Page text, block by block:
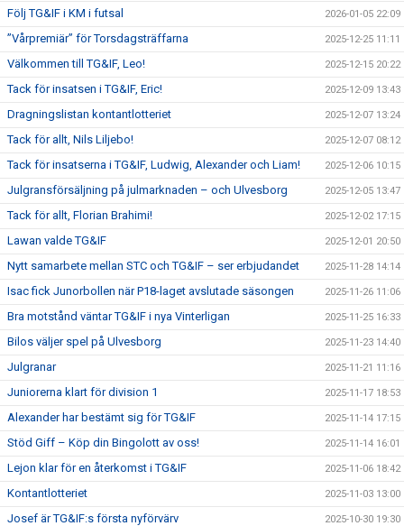
Följ TG&IF i KM i futsal 2026-01-05 22:09
”Vårpremiär” för Torsdagsträffarna 2025-12-25 11:11
Välkommen till TG&IF, Leo! 2025-12-15 20:22
Tack för insatsen i TG&IF, Eric! 2025-12-09 13:43
Dragningslistan kontantlotteriet 2025-12-07 13:24
Tack för allt, Nils Liljebo! 2025-12-07 08:12
Tack för insatserna i TG&IF, Ludwig, Alexander och Liam! 2025-12-06 10:15
Julgransförsäljning på julmarknaden – och Ulvesborg 2025-12-05 13:47
Tack för allt, Florian Brahimi! 2025-12-02 17:15
Lawan valde TG&IF 2025-12-01 20:50
Nytt samarbete mellan STC och TG&IF – ser erbjudandet 2025-11-28 14:14
Isac fick Junorbollen när P18-laget avslutade säsongen 2025-11-26 11:06
Bra motstånd väntar TG&IF i nya Vinterligan 2025-11-25 16:33
Bilos väljer spel på Ulvesborg 2025-11-23 14:40
Julgranar 2025-11-21 11:16
Juniorerna klart för division 1 2025-11-17 18:53
Alexander har bestämt sig för TG&IF 2025-11-14 17:15
Stöd Giff – Köp din Bingolott av oss! 2025-11-14 16:01
Lejon klar för en återkomst i TG&IF 2025-11-06 18:42
Kontantlotteriet 2025-11-03 13:00
Josef är TG&IF:s första nyförvärv 2025-10-30 19:30